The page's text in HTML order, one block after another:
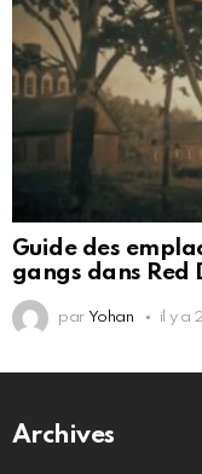
Guide des
gangs dans Red
par Yohan il y a
Archives